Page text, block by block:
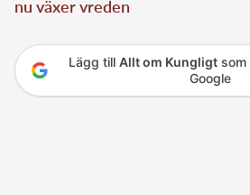
nu växer vreden
Lägg till Allt om Kungligtsom
Google